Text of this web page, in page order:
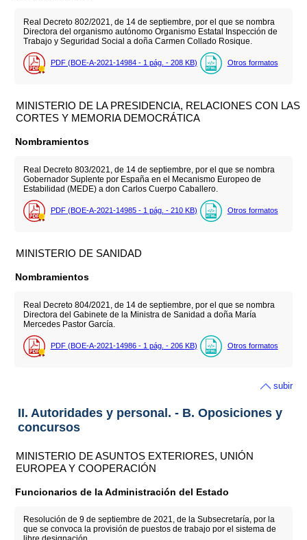
Real Decreto 802/2021, de 14 de septiembre, por el que se nombra
Directora del organismo autónomo Organismo Estatal Inspección de
Trabajo y Seguridad Social a doña Carmen Collado Rosique.
PDF (BOE-A-2021-14984 - 1 pág. - 208 KB) Otros formatos
MINISTERIO DE LA PRESIDENCIA, RELACIONES CON LAS
CORTES Y MEMORIA DEMOCRÁTICA
Nombramientos
Real Decreto 803/2021, de 14 de septiembre, por el que se nombra
Gobernador Suplente por España en el Mecanismo Europeo de
Estabilidad (MEDE) a don Carlos Cuerpo Caballero.
PDF (BOE-A-2021-14985 - 1 pág. - 210 KB) Otros formatos
MINISTERIO DE SANIDAD
Nombramientos
Real Decreto 804/2021, de 14 de septiembre, por el que se nombra
Directora del Gabinete de la Ministra de Sanidad a doña María
Mercedes Pastor García.
PDF (BOE-A-2021-14986 - 1 pág. - 206 KB) Otros formatos
subir
II. Autoridades y personal. - B. Oposiciones y
concursos
MINISTERIO DE ASUNTOS EXTERIORES, UNIÓN
EUROPEA Y COOPERACIÓN
Funcionarios de la Administración del Estado
Resolución de 9 de septiembre de 2021, de la Subsecretaría, por la
que se convoca la provisión de puestos de trabajo por el sistema de